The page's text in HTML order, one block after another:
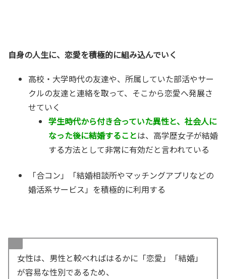
自身の人生に、恋愛を積極的に組み込んでいく
高校・大学時代の友達や、所属していた部活やサー
クルの友達と連絡を取って、そこから恋愛へ発展さ
せていく
学生時代から付き合っていた異性と、社会人に
なった後に結婚することは、高学歴女子が結婚
する方法として非常に有効だと言われている
「合コン」「結婚相談所やマッチングアプリなどの
婚活系サービス」を積極的に利用する
女性は、男性と較べればはるかに「恋愛」「結婚」
が容易な性別であるため、